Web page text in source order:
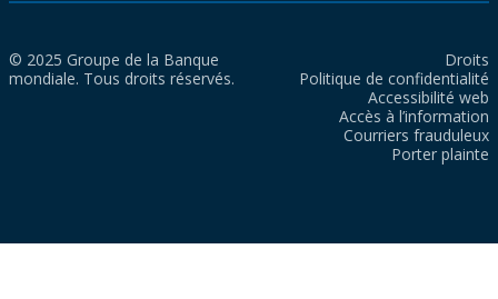
© 2025 Groupe de la Banque
mondiale. Tous droits réservés.
Droits
Politique de confidentialité
Accessibilité web
Accès à l’information
Courriers frauduleux
Porter plainte